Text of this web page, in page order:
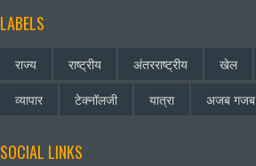
LABELS
राज्य राष्ट्रीय अंतरराष्ट्रीय खेल
व्यापार
टेक्नॉलजी यात्रा अजब गजब
SOCIAL LINKS